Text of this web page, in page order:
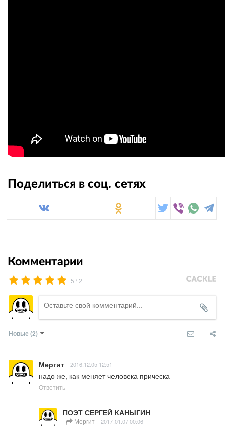
Поделиться в соц. сетях
Комментарии
5 /2
Новые (2)
Мергит 2016.12.05 12:51
надо же, как меняет человека прическа
Ответить
ПОЭТ СЕРГЕЙ КАНЫГИН
Мергит 2017.01.07 00:06